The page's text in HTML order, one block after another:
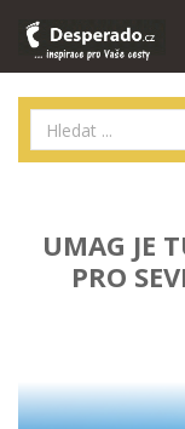
UMAG JE
PRO